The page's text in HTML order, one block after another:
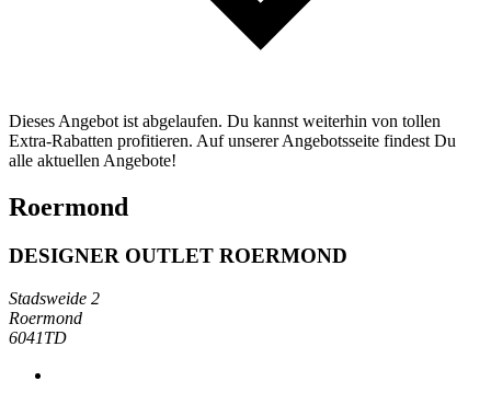
Dieses Angebot ist abgelaufen. Du kannst weiterhin von tollen
Extra-Rabatten profitieren. Auf unserer Angebotsseite findest Du
alle aktuellen Angebote!
Roermond
DESIGNER OUTLET ROERMOND
Stadsweide 2
Roermond
6041TD